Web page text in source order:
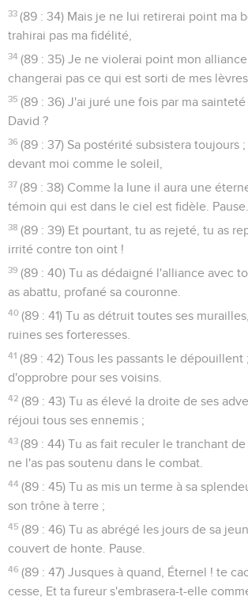
33 (89 : 34) Mais je ne lui retirerai point ma
trahirai pas ma fidélité,
34 (89 : 35) Je ne violerai point mon
changerai pas ce qui est sorti de mes lèvres.
35 (89 : 36) J'ai juré une fois par ma
David ?
36 (89 : 37) Sa postérité subsistera toujours
devant moi comme le soleil,
37 (89 : 38) Comme la lune il aura une
témoin qui est dans le ciel est fidèle. Pause.
38 (89 : 39) Et pourtant, tu as rejeté, tu as
irrité contre ton oint !
39 (89 : 40) Tu as dédaigné l'alliance avec
as abattu, profané sa couronne.
40 (89 : 41) Tu as détruit toutes ses
ruines ses forteresses.
41 (89 : 42) Tous les passants le
d'opprobre pour ses voisins.
42 (89 : 43) Tu as élevé la droite de ses
réjoui tous ses ennemis ;
43 (89 : 44) Tu as fait reculer le tranchant
ne l'as pas soutenu dans le combat.
44 (89 : 45) Tu as mis un terme à sa
son trône à terre ;
45 (89 : 46) Tu as abrégé les jours de sa
couvert de honte. Pause.
46 (89 : 47) Jusques à quand, Éternel ! te
cesse, Et ta fureur s'embrasera-t-elle